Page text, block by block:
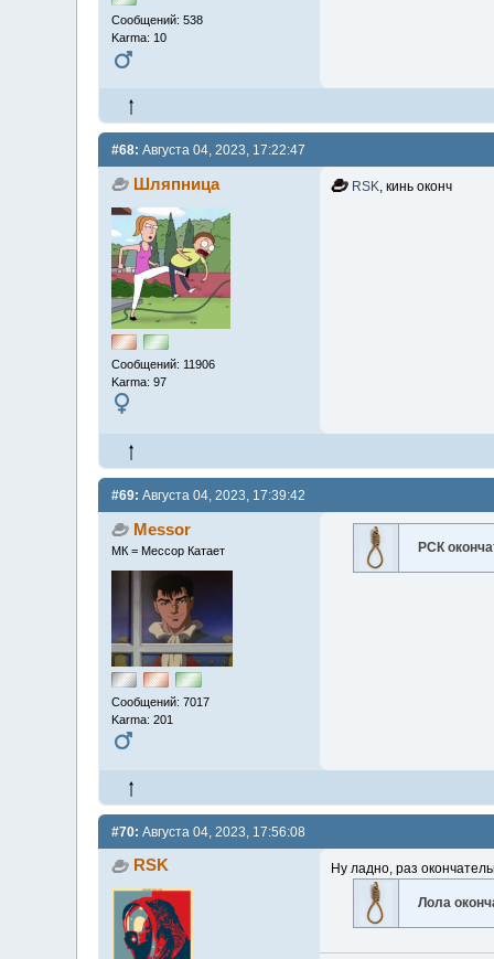
Сообщений: 538
Karma: 10
#68: Августа 04, 2023, 17:22:47
Шляпница
Сообщений: 11906
Karma: 97
RSK, кинь оконч
#69: Августа 04, 2023, 17:39:42
Messor
МК = Мессор Катает
Сообщений: 7017
Karma: 201
РСК
#70: Августа 04, 2023, 17:56:08
RSK Ну ладно, раз
Лола